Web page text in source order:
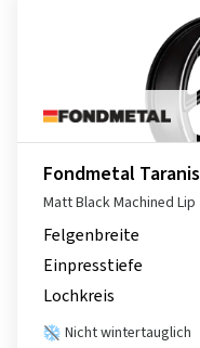
Fondmetal Taranis
Matt Black Machined Lip
Felgenbreite
Einpresstiefe
Lochkreis
Nicht wintertauglich